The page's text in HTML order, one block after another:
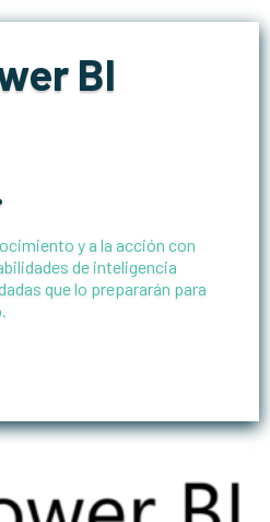
BI
y a la acción con
de inteligencia
que lo prepararán para